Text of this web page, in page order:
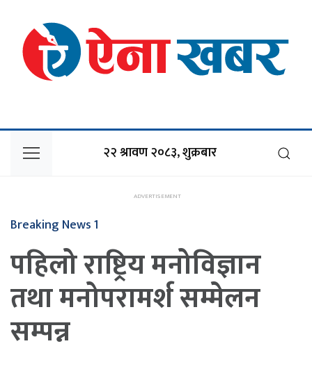
२२ श्रावण २०८३, शुक्रबार
Breaking News 1
पहिलो राष्ट्रिय मनोविज्ञान
तथा मनोपरामर्श सम्मेलन
सम्पन्न